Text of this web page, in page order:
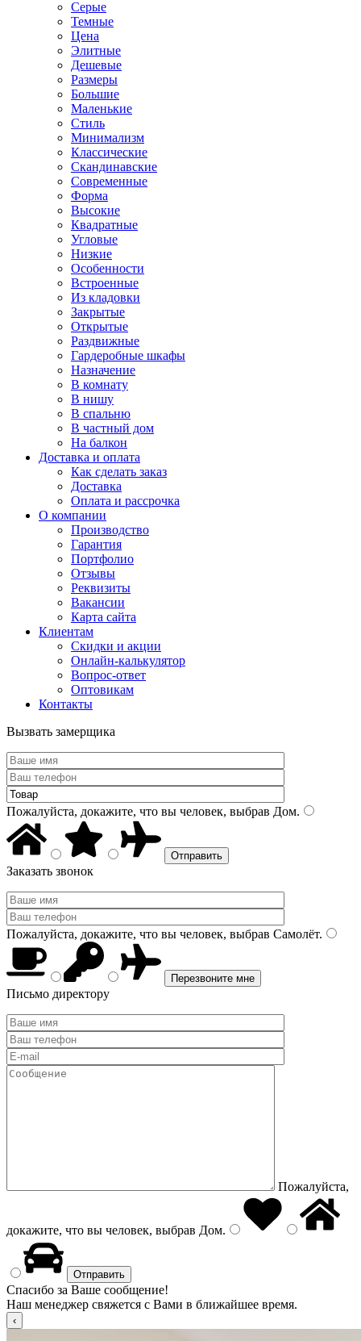
Серые
Темные
Цена
Элитные
Дешевые
Размеры
Большие
Маленькие
Стиль
Минимализм
Классические
Скандинавские
Современные
Форма
Высокие
Квадратные
Угловые
Низкие
Особенности
Встроенные
Из кладовки
Закрытые
Открытые
Раздвижные
Гардеробные шкафы
Назначение
В комнату
В нишу
В спальню
В частный дом
На балкон
Доставка и оплата
Как сделать заказ
Доставка
Оплата и рассрочка
О компании
Производство
Гарантия
Портфолио
Отзывы
Реквизиты
Вакансии
Карта сайта
Клиентам
Скидки и акции
Онлайн-калькулятор
Вопрос-ответ
Оптовикам
Контакты
Вызвать замерщика
Пожалуйста, докажите, что вы человек, выбрав Дом.
Заказать звонок
Пожалуйста, докажите, что вы человек, выбрав Самолёт.
Письмо директору
Пожалуйста,
докажите, что вы человек, выбрав Дом.
Спасибо за Ваше сообщение!
Наш менеджер свяжется с Вами в ближайшее время.